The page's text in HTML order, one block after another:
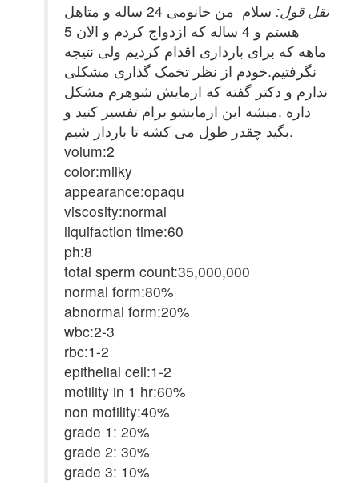
نقل قول:
سلام من خانومی 24 ساله و متاهل
هستم و 4 ساله که ازدواج کردم و الان 5
ماهه که برای بارداری اقدام کردیم ولی نتیجه
نگرفتیم.خودم از نظر تخمک گذاری مشکلی
ندارم و دکتر گفته که ازمایش شوهرم مشکل
داره .میشه این ازمایشو برام تفسیر کنید و
بگید چقدر طول می کشه تا باردار شیم.
volum:2
color:milky
appearance:opaqu
viscosity:normal
liquifaction time:60
ph:8
total sperm count:35,000,000
normal form:80%
abnormal form:20%
wbc:2-3
rbc:1-2
epithelial cell:1-2
motility in 1 hr:60%
non motility:40%
grade 1: 20%
grade 2: 30%
grade 3: 10%